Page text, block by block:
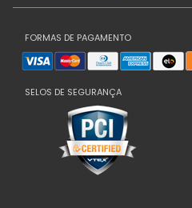
FORMAS DE PAGAMENTO
SELOS DE SEGURANÇA